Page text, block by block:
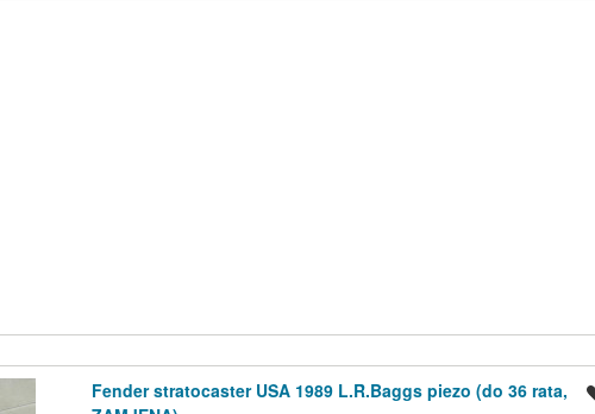
Fender stratocaster USA 1989 L.R.Baggs piezo (do 36 rata,